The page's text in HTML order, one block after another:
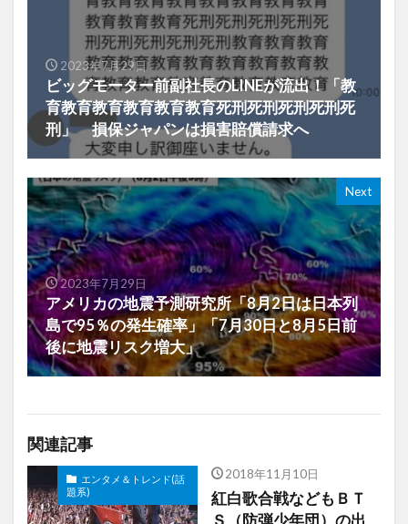
2023年7月29日
ビッグモーター前副社長のLINEが流出！「教
育教育教育教育教育教育死刑死刑死刑死刑死
刑」 損保ジャパンは損害賠償請求へ
Next
2023年7月29日
アメリカの地震予測研究所「8月2日は日本列
島で95％の発生確率」「7月30日と8月5日前
後に地震リスク増大」
関連記事
エンタメ＆トレンド(話
題系)
2018年11月10日
紅白歌合戦などもＢＴ